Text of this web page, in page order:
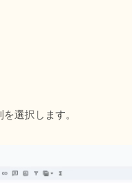
選択します。